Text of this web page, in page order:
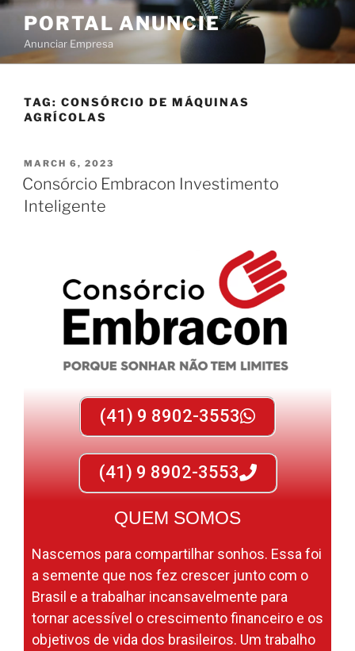
PORTAL ANUNCIE
Anunciar Empresa
TAG: CONSÓRCIO DE MÁQUINAS
AGRÍCOLAS
MARCH 6, 2023
Consórcio Embracon Investimento
Inteligente
(41) 9 8902-3553
(41) 9 8902-3553
QUEM SOMOS
Nascemos para compartilhar sonhos. Essa foi
a semente que nos fez crescer junto com o
Brasil e a trabalhar incansavelmente para
tornar acessível o crescimento financeiro e os
objetivos de vida dos brasileiros. Um trabalho